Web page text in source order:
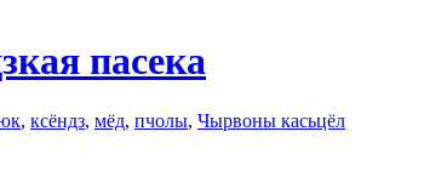
пасека
, ксёндз, мёд, пчолы, Чырвоны касьцёл